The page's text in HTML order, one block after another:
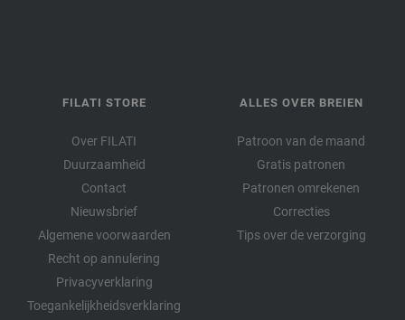
42-turkoois blauw | EAN: 4033493397360
43-oleander groen | EAN: 4033493397377
FILATI STORE
Over FILATI
Duurzaamheid
Contact
Nieuwsbrief
Algemene voorwaarden
Recht op annulering
Privacyverklaring
Toegankelijkheidsverklaring
ALLES OVER BREIEN
Patroon van de maand
Gratis patronen
Patronen omrekenen
Correcties
Tips over de verzorging